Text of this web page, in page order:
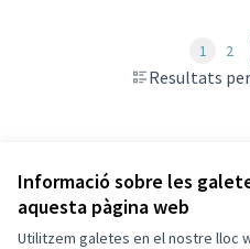
Informació sobre les
aquesta pàgina web
Utilitzem galetes en el nostre lloc
Resultats
1 2
Veure totes les trobades
Termes i condicions d'ús